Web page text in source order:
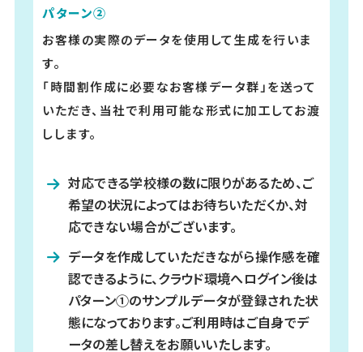
パターン②
お客様の実際のデータを使用して生成を行いま
す。
「時間割作成に必要なお客様データ群」を送って
いただき、当社で利用可能な形式に加工してお渡
しします。
対応できる学校様の数に限りがあるため、ご
希望の状況によってはお待ちいただくか、対
応できない場合がございます。
データを作成していただきながら操作感を確
認できるように、クラウド環境へログイン後は
パターン①のサンプルデータが登録された状
態になっております。ご利用時はご自身でデ
ータの差し替えをお願いいたします。